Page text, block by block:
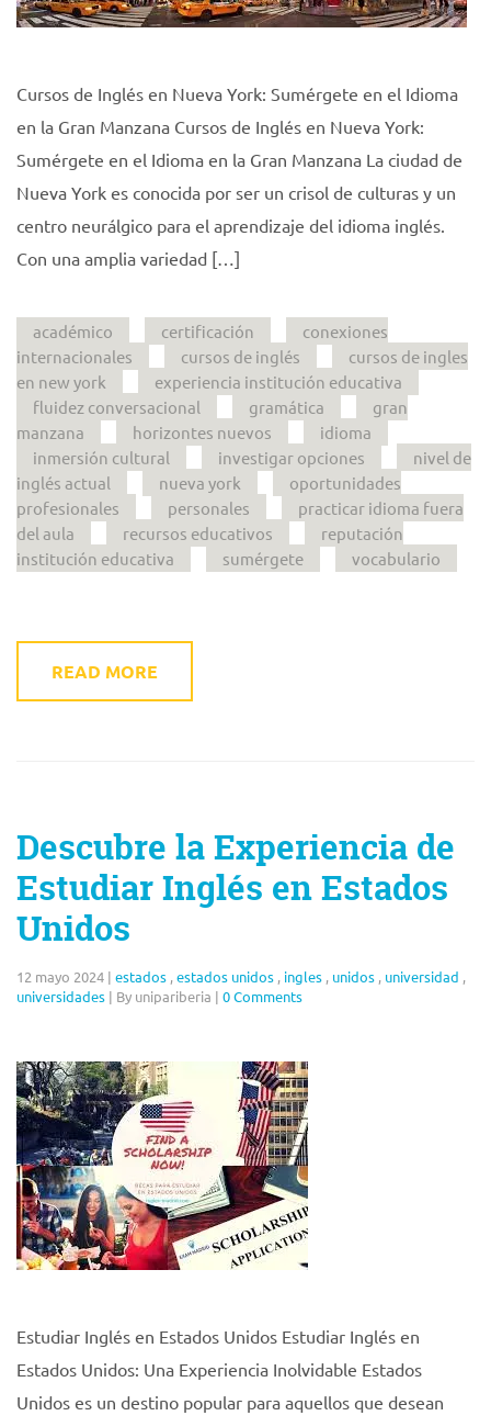
Cursos de Inglés en Nueva York: Sumérgete en el Idioma
en la Gran Manzana Cursos de Inglés en Nueva York:
Sumérgete en el Idioma en la Gran Manzana La ciudad de
Nueva York es conocida por ser un crisol de culturas y un
centro neurálgico para el aprendizaje del idioma inglés.
Con una amplia variedad […]
académico certificación
conexiones
internacionales
cursos de inglés
cursos de ingles
en new york
experiencia institución educativa
fluidez conversacional
gramática
gran
manzana
horizontes nuevos
idioma
inmersión cultural
investigar opciones
nivel de
inglés actual
nueva york
oportunidades
profesionales
personales
practicar idioma fuera
del aula
recursos educativos
reputación
institución educativa
sumérgete vocabulario
READ MORE
Descubre la Experiencia de
Estudiar Inglés en Estados
Unidos
12 mayo 2024 | estados ,estados unidos , ingles , unidos , universidad ,
universidades | By unipariberia | 0 Comments
Estudiar Inglés en Estados Unidos Estudiar Inglés en
Estados Unidos: Una Experiencia Inolvidable Estados
Unidos es un destino popular para aquellos que desean